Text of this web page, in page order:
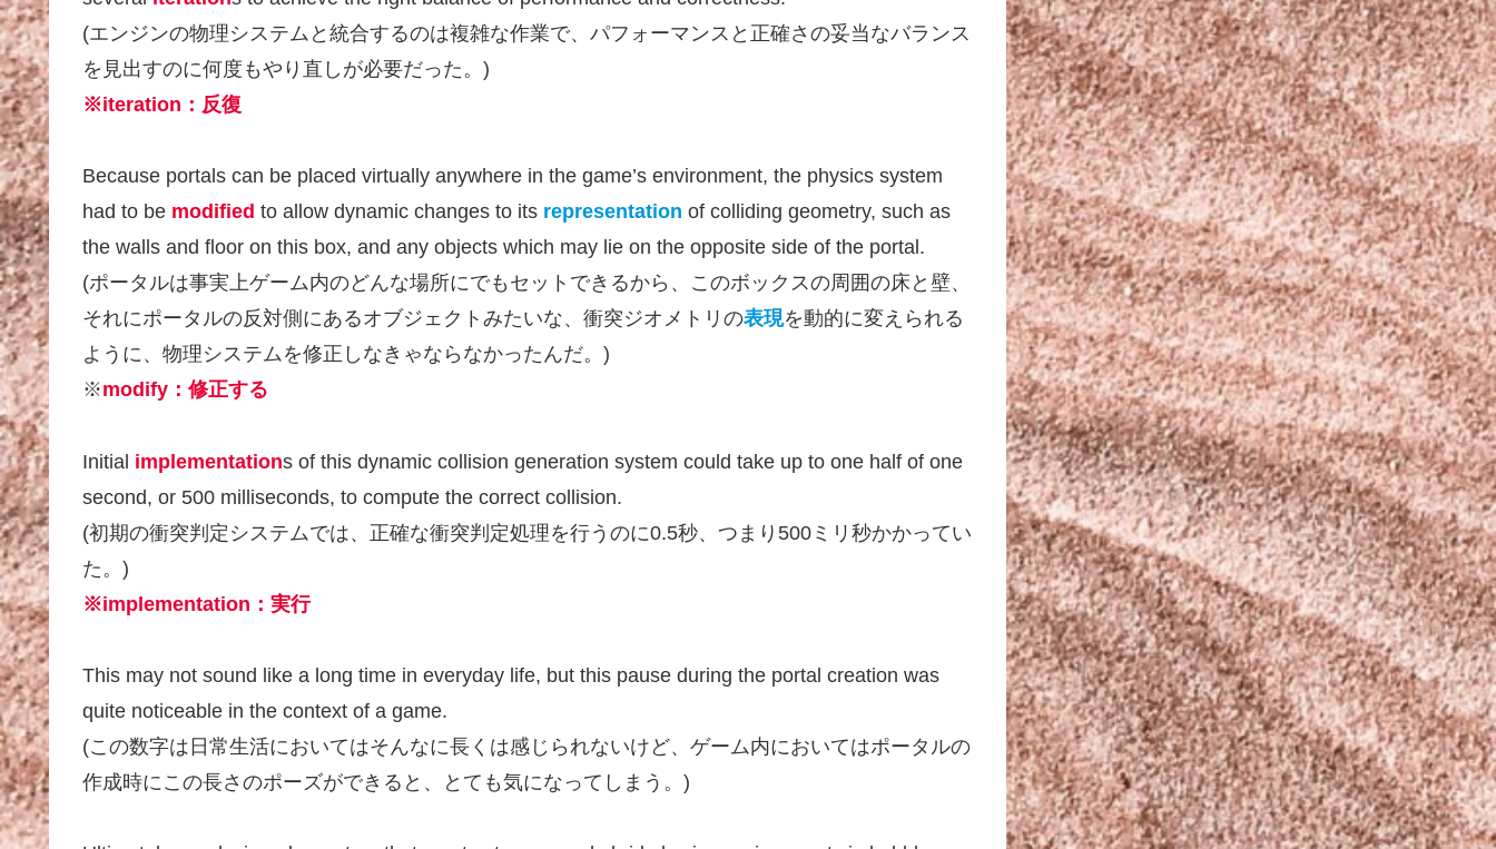
(エンジンの物理システムと統合するのは複雑な作業で、パフォーマンスと正確さの妥当なバランス
を見出すのに何度もやり直しが必要だった。)
※iteration：反復
Because portals can be placed virtually anywhere in the game’s environment, the physics system
had to be modified to allow dynamic changes to its representation of colliding geometry, such as
the walls and floor on this box, and any objects which may lie on the opposite side of the portal.
(ポータルは事実上ゲーム内のどんな場所にでもセットできるから、このボックスの周囲の床と壁、
それにポータルの反対側にあるオブジェクトみたいな、衝突ジオメトリの表現を動的に変えられる
ように、物理システムを修正しなきゃならなかったんだ。)
※modify：修正する
Initial implementations of this dynamic collision generation system could take up to one half of one
second, or 500 milliseconds, to compute the correct collision.
(初期の衝突判定システムでは、正確な衝突判定処理を行うのに0.5秒、つまり500ミリ秒かかってい
た。)
※implementation：実行
This may not sound like a long time in everyday life, but this pause during the portal creation was
quite noticeable in the context of a game.
(この数字は日常生活においてはそんなに長くは感じられないけど、ゲーム内においてはポータルの
作成時にこの長さのポーズができると、とても気になってしまう。)